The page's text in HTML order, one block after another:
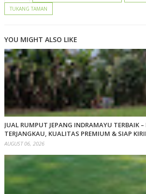
TUKANG TAMAN
YOU MIGHT ALSO LIKE
JUAL RUMPUT JEPANG INDRAMAYU TERBAIK
TERJANGKAU, KUALITAS PREMIUM & SIAP
AUGUST 06, 2026